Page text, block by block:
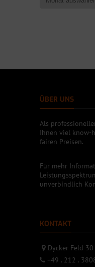
ÜBER UNS
Als
Ihnen viel know-
fairen Preisen.
Für mehr
unverbindlich
KONTAKT
Dycker Feld
+49 . 212 .